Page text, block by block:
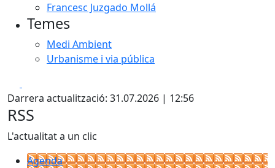
Francesc Juzgado Mollá
Temes
Medi Ambient
Urbanisme i via pública
Darrera actualització: 31.07.2026 | 12:56
RSS
L'actualitat a un clic
Agenda